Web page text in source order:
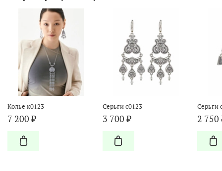
Колье к0123
7 200 ₽
Серьги с0123
3 700 ₽
Серьги
2 750